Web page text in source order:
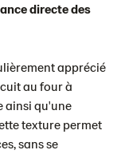
directe des
apprécié
au four à
ainsi qu'une
texture permet
sans se